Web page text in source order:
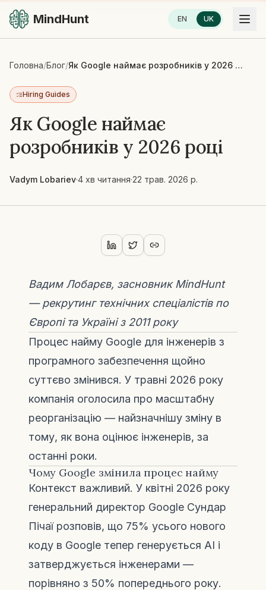
MindHunt EN UK
Головна/Блог/ Як Google наймає розробників у 2026 році
Hiring Guides
Як Google наймає
розробників у 2026 році
Vadym Lobariev·4 хв читання·22 трав. 2026 р.
Вадим Лобарєв, засновник MindHunt
— рекрутинг технічних спеціалістів по
Європі та Україні з 2011 року
Процес найму Google для інженерів з
програмного забезпечення щойно
суттєво змінився. У травні 2026 року
компанія оголосила про масштабну
реорганізацію — найзначнішу зміну в
тому, як вона оцінює інженерів, за
останні роки.
Чому Google змінила процес найму
Контекст важливий. У квітні 2026 року
генеральний директор Google Сундар
Пічаї розповів, що 75% усього нового
коду в Google тепер генерується AI і
затверджується інженерами —
порівняно з 50% попереднього року.